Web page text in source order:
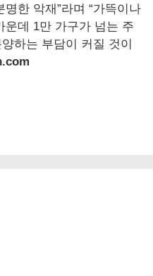
한 악재”라며 “가뜩이나
운데 1만 가구가 넘는 주
하는 부담이 커질 것이